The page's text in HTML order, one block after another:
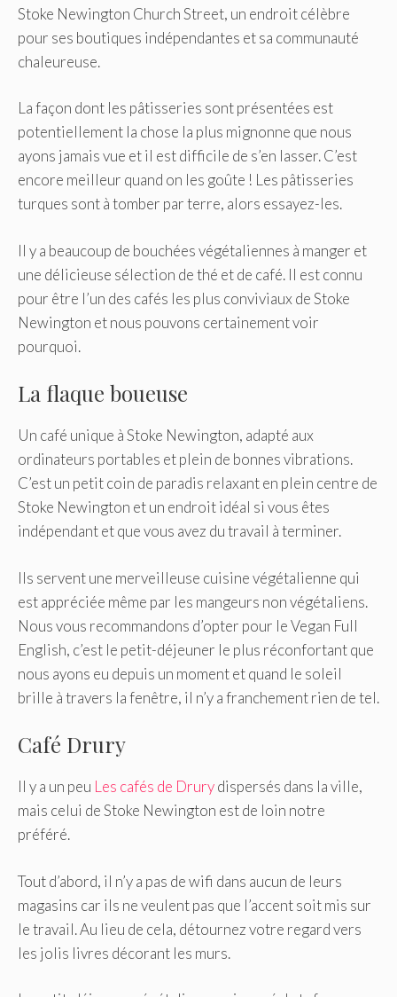
Stoke Newington Church Street, un endroit célèbre
pour ses boutiques indépendantes et sa communauté
chaleureuse.
La façon dont les pâtisseries sont présentées est
potentiellement la chose la plus mignonne que nous
ayons jamais vue et il est difficile de s’en lasser. C’est
encore meilleur quand on les goûte ! Les pâtisseries
turques sont à tomber par terre, alors essayez-les.
Il y a beaucoup de bouchées végétaliennes à manger et
une délicieuse sélection de thé et de café. Il est connu
pour être l’un des cafés les plus conviviaux de Stoke
Newington et nous pouvons certainement voir
pourquoi.
La flaque boueuse
Un café unique à Stoke Newington, adapté aux
ordinateurs portables et plein de bonnes vibrations.
C’est un petit coin de paradis relaxant en plein centre de
Stoke Newington et un endroit idéal si vous êtes
indépendant et que vous avez du travail à terminer.
Ils servent une merveilleuse cuisine végétalienne qui
est appréciée même par les mangeurs non végétaliens.
Nous vous recommandons d’opter pour le Vegan Full
English, c’est le petit-déjeuner le plus réconfortant que
nous ayons eu depuis un moment et quand le soleil
brille à travers la fenêtre, il n’y a franchement rien de tel.
Café Drury
Il y a un peu Les cafés de Drurydispersés dans la ville,
mais celui de Stoke Newington est de loin notre
préféré.
Tout d’abord, il n’y a pas de wifi dans aucun de leurs
magasins car ils ne veulent pas que l’accent soit mis sur
le travail. Au lieu de cela, détournez votre regard vers
les jolis livres décorant les murs.